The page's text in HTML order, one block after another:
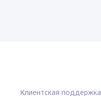
Клиентская поддержка